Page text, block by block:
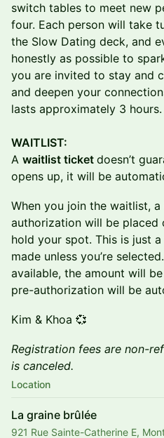
switch tables to meet new
four. Each person will take
the Slow Dating deck, and
honestly as possible to
you are invited to stay and
and deepen your
lasts approximately 3 hours.
WAITLIST:
A waitlist ticket doesn’t
opens up, it will be
When you join the waitlist,
authorization will be
hold your spot. This is just
made unless you’re
available, the amount will
pre-authorization will be
Kim & Khoa 💞
Registration fees are non-
is canceled.
Location
La graine brûlée
921 Rue Sainte-Catherine E,